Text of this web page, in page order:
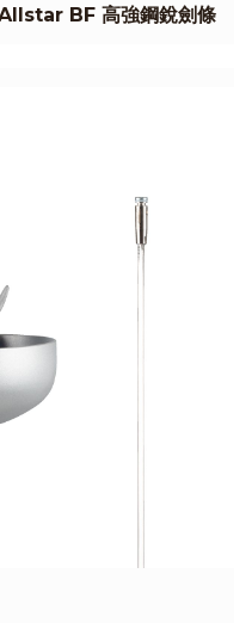
BF 高強鋼銳劍條